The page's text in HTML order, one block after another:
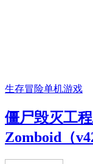
生存冒险单机游戏
僵尸毁灭工
Zomboid（